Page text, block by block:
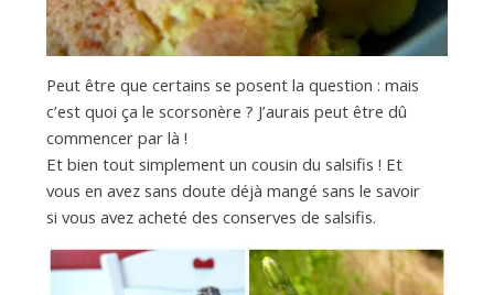
Peut être que certains se posent la question : mais
c’est quoi ça le scorsonère ? J’aurais peut être dû
commencer par là !
Et bien tout simplement un cousin du salsifis ! Et
vous en avez sans doute déjà mangé sans le savoir
si vous avez acheté des conserves de salsifis.